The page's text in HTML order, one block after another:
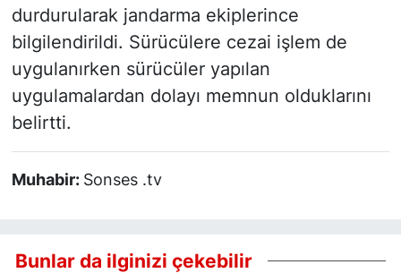
durdurularak jandarma ekiplerince
bilgilendirildi. Sürücülere cezai işlem de
uygulanırken sürücüler yapılan
uygulamalardan dolayı memnun olduklarını
belirtti.
Muhabir: Sonses .tv
Bunlar da ilginizi çekebilir